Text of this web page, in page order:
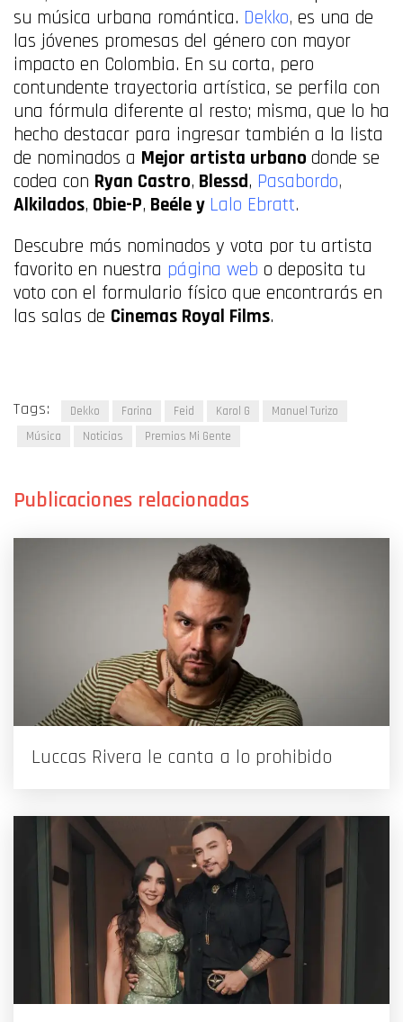
su música urbana romántica. Dekko, es una de
las jóvenes promesas del género con mayor
impacto en Colombia. En su corta, pero
contundente trayectoria artística, se perfila con
una fórmula diferente al resto; misma, que lo ha
hecho destacar para ingresar también a la lista
de nominados a Mejor artista urbano donde se
codea con Ryan Castro, Blessd, Pasabordo,
Alkilados, Obie-P, Beéle y Lalo Ebratt.
Descubre más nominados y vota por tu artista
favorito en nuestra página web o deposita tu
voto con el formulario físico que encontrarás en
las salas de Cinemas Royal Films.
Tags: Dekko Farina Feid Karol G
Manuel Turizo
Música
Noticias Premios Mi Gente
Luccas Rivera le canta a lo prohibido